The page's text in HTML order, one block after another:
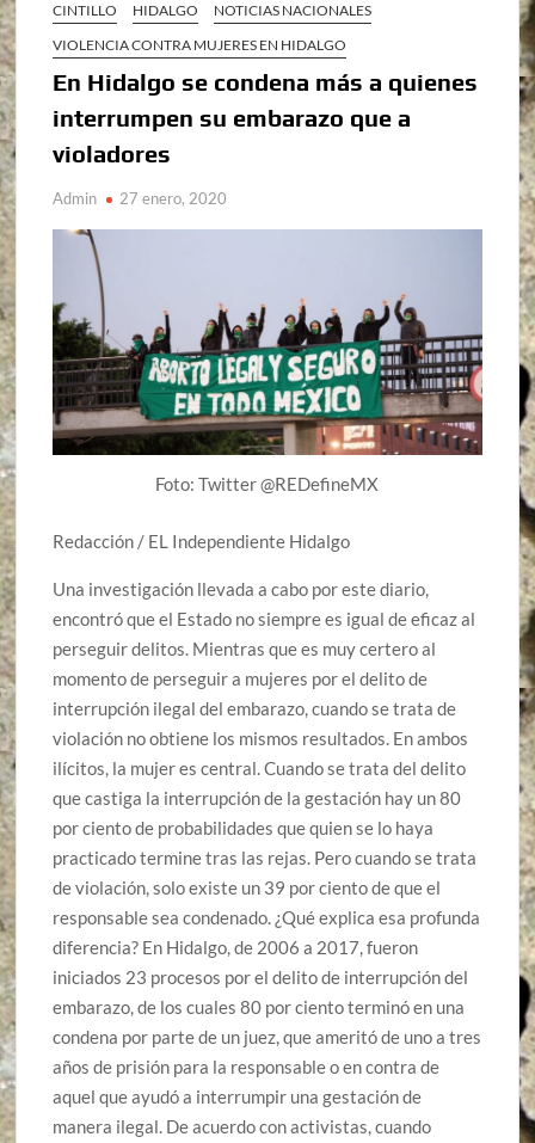
CINTILLO HIDALGO
NOTICIAS NACIONALES
VIOLENCIA CONTRA MUJERES EN HIDALGO
En Hidalgo se condena más a quienes
interrumpen su embarazo que a
violadores
Admin 27 enero, 2020
Foto: Twitter @REDefineMX
Redacción / EL Independiente Hidalgo
Una investigación llevada a cabo por este diario,
encontró que el Estado no siempre es igual de eficaz al
perseguir delitos. Mientras que es muy certero al
momento de perseguir a mujeres por el delito de
interrupción ilegal del embarazo, cuando se trata de
violación no obtiene los mismos resultados. En ambos
ilícitos, la mujer es central. Cuando se trata del delito
que castiga la interrupción de la gestación hay un 80
por ciento de probabilidades que quien se lo haya
practicado termine tras las rejas. Pero cuando se trata
de violación, solo existe un 39 por ciento de que el
responsable sea condenado. ¿Qué explica esa profunda
diferencia? En Hidalgo, de 2006 a 2017, fueron
iniciados 23 procesos por el delito de interrupción del
embarazo, de los cuales 80 por ciento terminó en una
condena por parte de un juez, que ameritó de uno a tres
años de prisión para la responsable o en contra de
aquel que ayudó a interrumpir una gestación de
manera ilegal. De acuerdo con activistas, cuando